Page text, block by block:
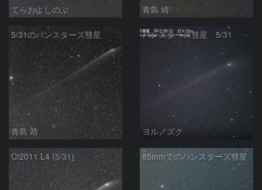
てらおよしのぶ 青島 靖
5/31のパンスターズ彗星
青島 靖
パンスターズ彗星 5/31
ヨルノズク
C/2011 L4 (5/31) 85mmでのパンスターズ彗星